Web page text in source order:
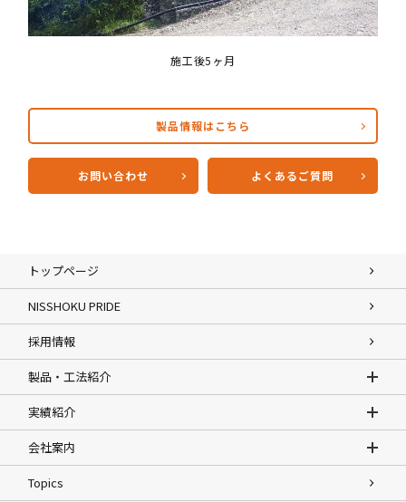
施工後5ヶ月
製品情報はこちら
お問い合わせ よくあるご質問
トップページ
NISSHOKU PRIDE
採用情報
製品・工法紹介
実績紹介
会社案内
Topics